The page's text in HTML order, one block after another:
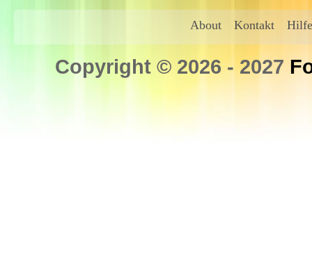
About Kontakt Hilfe
Copyright © 2026 - 2027